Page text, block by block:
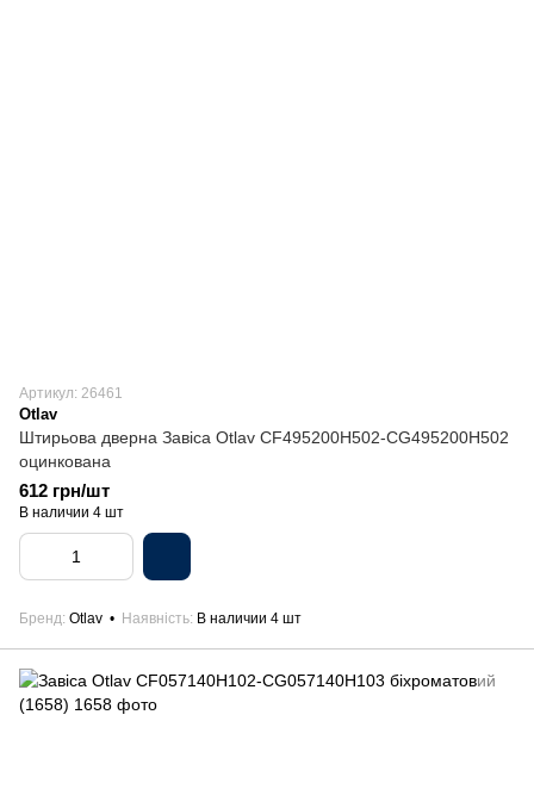
Артикул: 26461
Otlav
Штирьова дверна Завіса Otlav CF495200H502-CG495200H502
оцинкована
612 грн/шт
В наличии 4 шт
Бренд Otlav Наявність В наличии 4 шт